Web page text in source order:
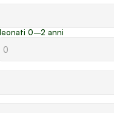
0–2 anni